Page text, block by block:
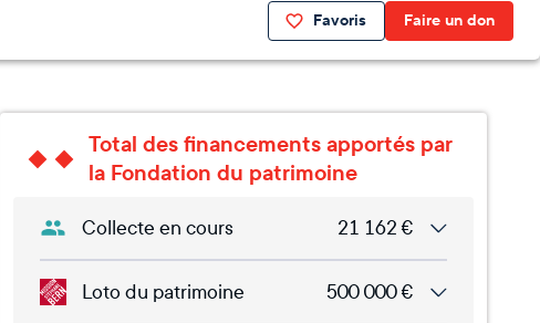
Favoris Faire un don
Total des financements apportés par
la Fondation du patrimoine
Collecte en cours 21 162 €
Loto du patrimoine 500 000€